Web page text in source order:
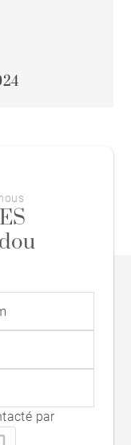
par